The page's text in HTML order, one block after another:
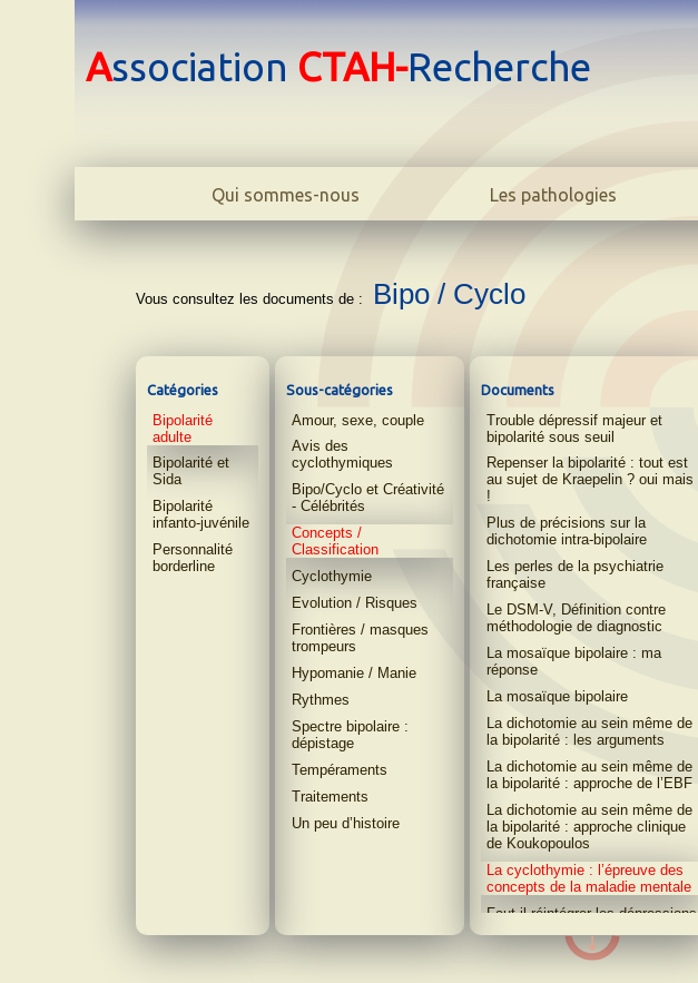
Association CTAH-Recherche
Qui sommes-nous Les pathologies
La cyclothymie
L'anxiété
L'addiction
Dictionnaire
Bipo / Cyclo
Catégories
Bipolarité
adulte
Bipolarité et
Sida
Bipolarité
infanto-juvénile
Personnalité
borderline
Sous-catégories
Amour, sexe, couple
Avis des
cyclothymiques
Bipo/Cyclo et Créativité
- Célébrités
Concepts /
Classification
Cyclothymie
Evolution / Risques
Frontières / masques
trompeurs
Hypomanie / Manie
Rythmes
Spectre bipolaire :
dépistage
Tempéraments
Traitements
Un peu d’histoire
Documents
Trouble dépressif majeur et
bipolarité sous seuil
Repenser la bipolarité : tout est
au sujet de Kraepelin ? oui mais
!
Plus de précisions sur la
dichotomie intra-bipolaire
Les perles de la psychiatrie
française
Le DSM-V, Définition contre
méthodologie de diagnostic
La mosaïque bipolaire : ma
réponse
La mosaïque bipolaire
La dichotomie au sein même de
la bipolarité : les arguments
La dichotomie au sein même de
la bipolarité : approche de l’EBF
La dichotomie au sein même de
la bipolarité : approche clinique
de Koukopoulos
La cyclothymie : l’épreuve des
concepts de la maladie mentale
Faut-il réintégrer les dépressions